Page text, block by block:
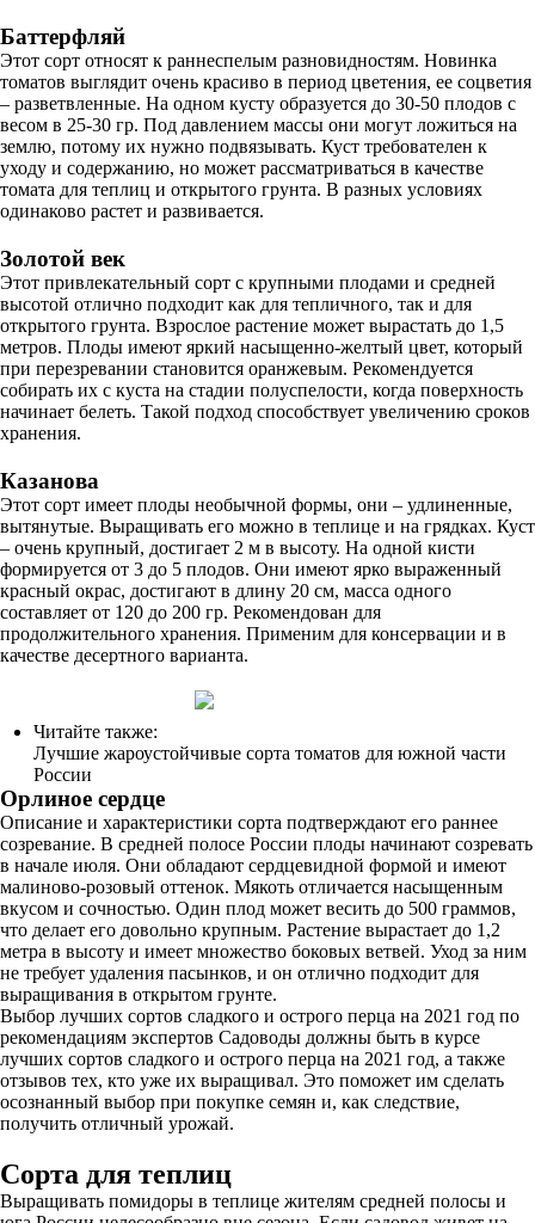
Баттерфляй
Этот сорт относят к раннеспелым разновидностям. Новинка
томатов выглядит очень красиво в период цветения, ее соцветия
– разветвленные. На одном кусту образуется до 30-50 плодов с
весом в 25-30 гр. Под давлением массы они могут ложиться на
землю, потому их нужно подвязывать. Куст требователен к
уходу и содержанию, но может рассматриваться в качестве
томата для теплиц и открытого грунта. В разных условиях
одинаково растет и развивается.
Золотой век
Этот привлекательный сорт с крупными плодами и средней
высотой отлично подходит как для тепличного, так и для
открытого грунта. Взрослое растение может вырастать до 1,5
метров. Плоды имеют яркий насыщенно-желтый цвет, который
при перезревании становится оранжевым. Рекомендуется
собирать их с куста на стадии полуспелости, когда поверхность
начинает белеть. Такой подход способствует увеличению сроков
хранения.
Казанова
Этот сорт имеет плоды необычной формы, они – удлиненные,
вытянутые. Выращивать его можно в теплице и на грядках. Куст
– очень крупный, достигает 2 м в высоту. На одной кисти
формируется от 3 до 5 плодов. Они имеют ярко выраженный
красный окрас, достигают в длину 20 см, масса одного
составляет от 120 до 200 гр. Рекомендован для
продолжительного хранения. Применим для консервации и в
качестве десертного варианта.
Читайте также:
Лучшие жароустойчивые сорта томатов для южной части
России
Орлиное сердце
Описание и характеристики сорта подтверждают его раннее
созревание. В средней полосе России плоды начинают созревать
в начале июля. Они обладают сердцевидной формой и имеют
малиново-розовый оттенок. Мякоть отличается насыщенным
вкусом и сочностью. Один плод может весить до 500 граммов,
что делает его довольно крупным. Растение вырастает до 1,2
метра в высоту и имеет множество боковых ветвей. Уход за ним
не требует удаления пасынков, и он отлично подходит для
выращивания в открытом грунте.
Выбор лучших сортов сладкого и острого перца на 2021 год по
рекомендациям экспертов Садоводы должны быть в курсе
лучших сортов сладкого и острого перца на 2021 год, а также
отзывов тех, кто уже их выращивал. Это поможет им сделать
осознанный выбор при покупке семян и, как следствие,
получить отличный урожай.
Сорта для теплиц
Выращивать помидоры в теплице жителям средней полосы и